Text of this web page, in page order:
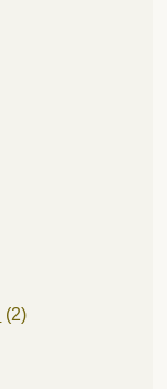
(2)